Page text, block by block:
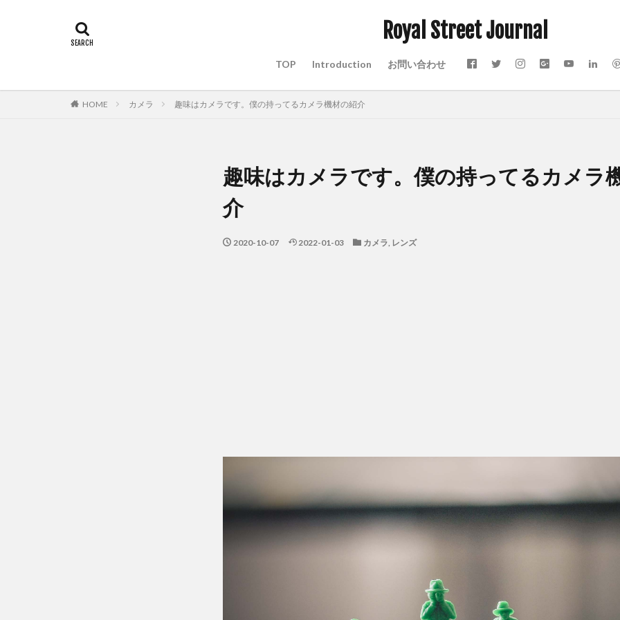
Royal Street Journal
TOP Introduction お問い合わせ
HOME カメラ 趣味はカメラです。僕の持ってるカメラ機材の紹介
趣味はカメラです。僕の持ってるカメラ
介
2020-10-07 2022-01-03 カメラ, レンズ